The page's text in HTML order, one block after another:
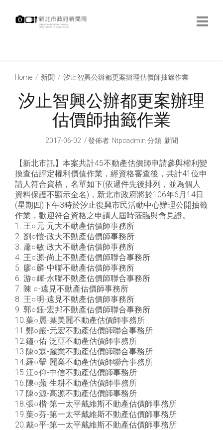
Home 新聞 汐止智興公辦都更案辦理估價師抽籤作業
汐止智興公辦都更案辦理
估價師抽籤作業
2017-06-02 發佈者: Ntpcadmin 分類: 新聞
【新北市訊】本案共計45不動產估價師申請參與權利變
換查估評定權利價值作業，經資格審查後，共計41位申
請人符合資格，名單如下(依遞件先後排列，並為個人
資料保護不顯示全名)，新北市政府將於106年6月14日
(星期四)下午3時於汐止復興市民活動中心辦理公開抽籤
作業，歡迎符合資格之申請人屆時蒞臨與會見證。
1. 王○元-元大不動產估價師事務所
2. 劉○愷-政大不動產估價師事務所
3. 蕭○敏-政大不動產估價師事務所
4. 王○源-尚上不動產估價師聯合事務所
5. 廖○麟-中聯不動產估價師事務所
6. 游○輝-永聯不動產估價師聯合事務所
7. 陳 ○-遠見不動產估價師事務所
8. 王○明-遠見不動產估價師事務所
9. 郭○鈺-宏邦不動產估價師聯合事務所
10.葉○麗-葉美麗不動產估價師事務所
11.鄭○嚴-元宏不動產估價師聯合事務所
12.鐘○佑-泛亞不動產估價師事務所
13.陳○霖-麗業不動產估價師聯合事務所
14.羅○翬-麗業不動產估價師聯合事務所
15.江○仰-中信不動產估價師事務所
16.陳○蘋-生耕不動產估價師事務所
17.陳○源-高源不動產估價師事務所
18.張○楷-第一太平戴維斯不動產估價師事務所
19.葉○芬-第一太平戴維斯不動產估價師事務所
20.戴○平-第一太平戴維斯不動產估價師事務所